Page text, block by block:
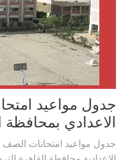
جدول مواعيد
الاعدادي بمحافظة
جدول مواعيد امتحانات الصف